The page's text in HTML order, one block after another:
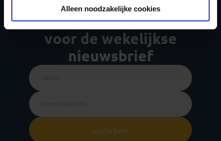
Alleen noodzakelijke cookies
Ja, ik meld me aan
voor de wekelijkse
nieuwsbrief
Inschrijven